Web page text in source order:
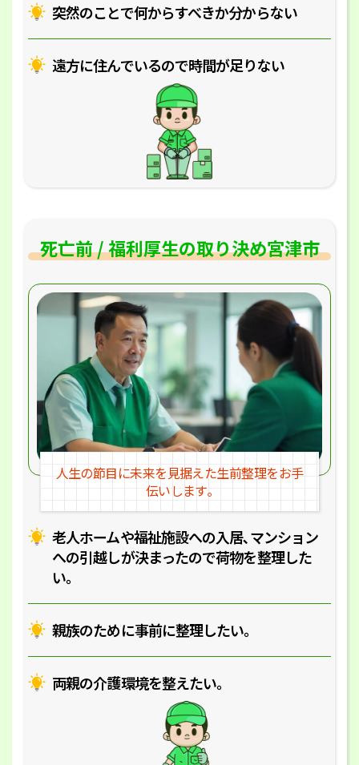
突然のことで何からすべきか分からない
遠方に住んでいるので時間が足りない
死亡前 / 福利厚生の取り決め宮津市
老人ホームや福祉施設への入居､マンション
への引越しが決まったので荷物を整理した
い｡
親族のために事前に整理したい｡
両親の介護環境を整えたい｡
人生の節目に未来を見据えた生前整理をお手
伝いします｡